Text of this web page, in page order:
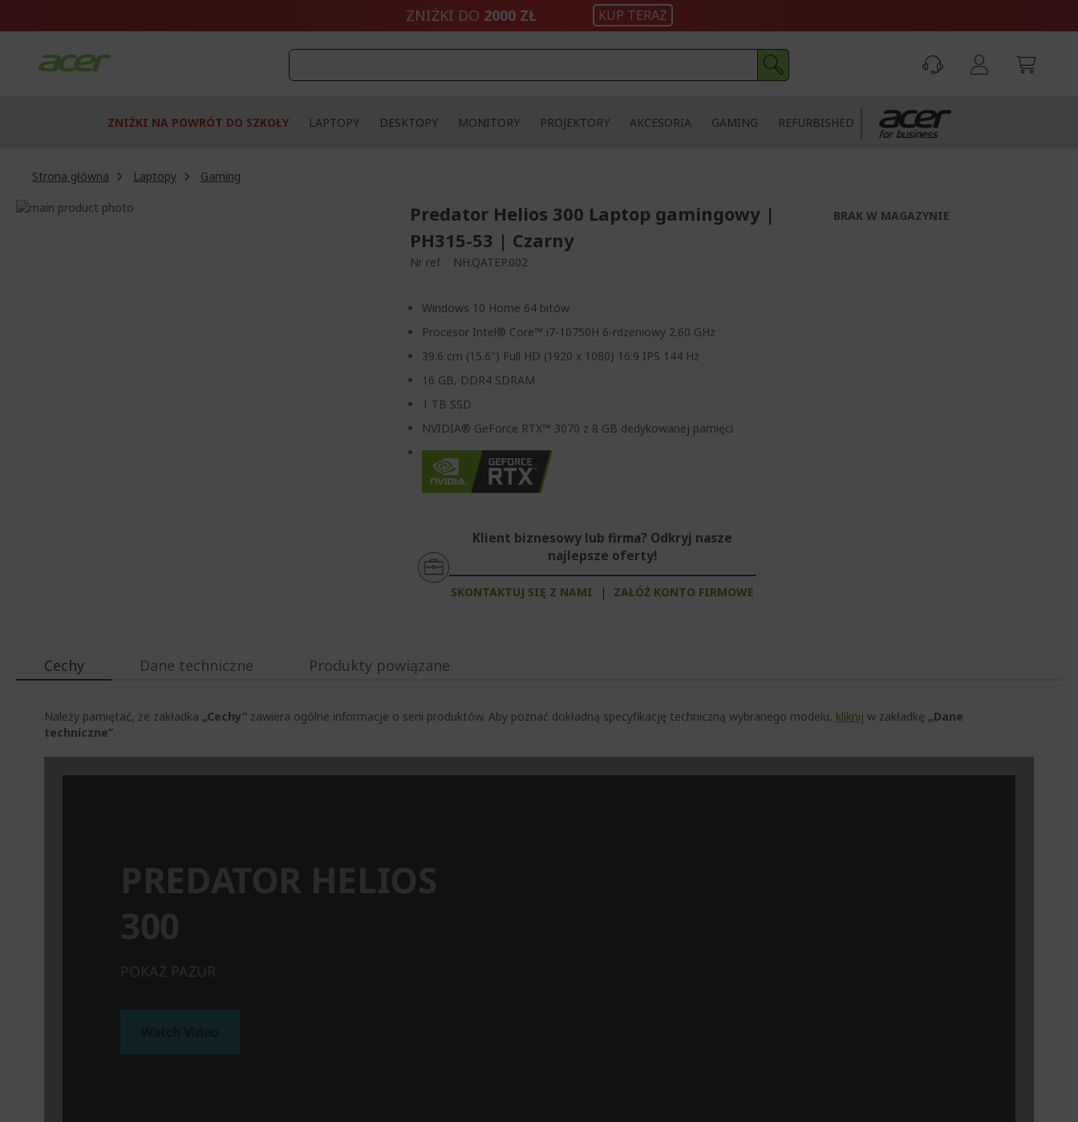
ZNIŻKI DO 2000 ZŁ KUP TERAZ
ZNIŻKI NA POWRÓT DO SZKOŁY LAPTOPY DESKTOPY MONITORY PROJEKTORY AKCESORIA GAMING REFURBISHED
Strona główna Laptopy
Gaming
Przejdź
Predator Helios 300 Laptop gamingowy |
PH315-53 | Czarny
Nr ref NH.QATEP.002
Windows 10 Home 64 bitów
Procesor Intel® Core™ i7-10750H 6-rdzeniowy 2.60 GHz
39.6 cm (15.6") Full HD (1920 x 1080) 16:9 IPS 144 Hz
16 GB, DDR4 SDRAM
1 TB SSD
NVIDIA® GeForce RTX™ 3070 z 8 GB dedykowanej pamięci
Klient biznesowy lub firma? Odkryj nasze
najlepsze oferty!
SKONTAKTUJ SIĘ Z NAMI | ZAŁÓŻ KONTO FIRMOWE
BRAK W MAGAZYNIE
Cechy
Należy pamiętać, że zakładka „Cechy” zawiera ogólne informacje o serii produktów. Aby poznać dokładną specyfikację techniczną wybranego modelu, kliknij w zakładkę „Dane
techniczne”.
Dane techniczne Produkty powiązane